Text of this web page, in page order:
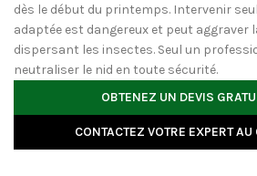
dès le début du printemps. Intervenir
adaptée est dangereux et peut aggraver
dispersant les insectes. Seul un
neutraliser le nid en toute sécurité.
OBTENEZ UN DEVIS
CONTACTEZ VOTRE EXPERT